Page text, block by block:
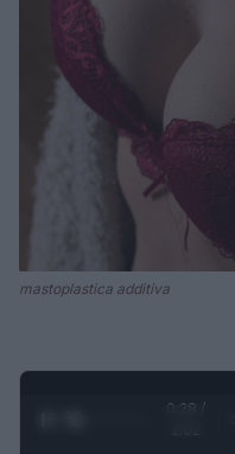
mastoplastica additiva
0:29 /